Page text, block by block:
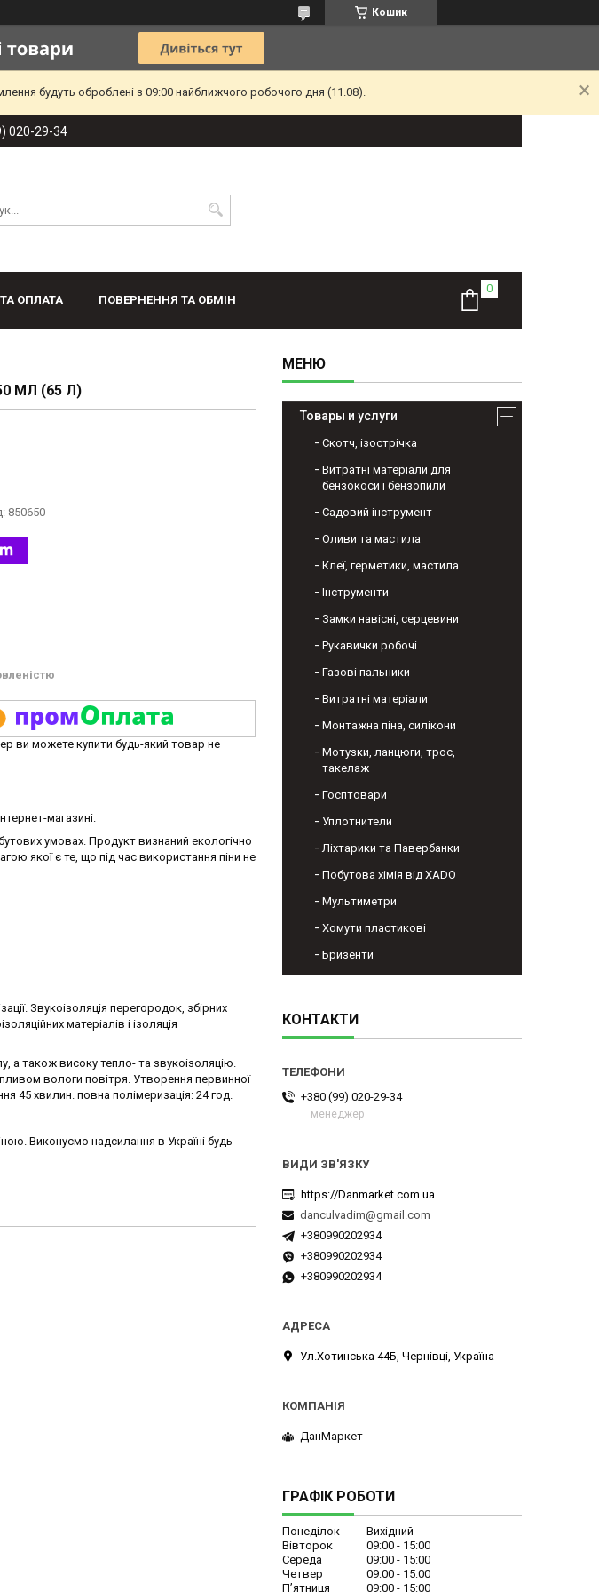
Кошик
будуть оброблені з 09:00 найближчого робочого дня (11.08).
020-29-34
ОПЛАТА ПОВЕРНЕННЯ ТА ОБМІН
МЛ (65 Л)
850650
ви можете купити будь-який товар не
магазині.
умовах. Продукт визнаний екологічно
якої є те, що під час використання піни не
Звукоізоляція перегородок, збірних
матеріалів і ізоляція
а також високу тепло- та звукоізоляцію.
вологи повітря. Утворення первинної
45 хвилин. повна полімеризація: 24 год.
Виконуємо надсилання в Україні будь-
Товары и услуги
Скотч, ізострічка
Витратні матеріали для
бензокоси і бензопили
Садовий інструмент
Оливи та мастила
Клеї, герметики, мастила
Інструменти
Замки навісні, серцевини
Рукавички робочі
Газові пальники
Витратні матеріали
Монтажна піна, силікони
Мотузки, ланцюги, трос,
такелаж
Госптовари
Уплотнители
Ліхтарики та Павербанки
Побутова хімія від XADO
Мультиметри
Хомути пластикові
Бризенти
КОНТАКТИ
+380 (99) 020-29-34
менеджер
https://Danmarket.com.ua
danculvadim@gmail.com
+380990202934
+380990202934
+380990202934
Ул.Хотинська 44Б, Чернівці, Україна
ДанМаркет
ГРАФІК РОБОТИ
Понеділок
Вихідний
Вівторок
09:00
15:00
Середа
09:00
15:00
Четвер
09:00
15:00
Пʼятниця
09:00 15:00